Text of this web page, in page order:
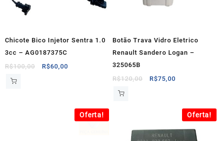
Chicote Bico Injetor Sentra 1.0
3cc – AG0187375C
R$100,00
O
R$60,00
R$60,00.
Botão Trava Vidro Eletrico
Renault Sandero Logan –
325065B
R$120,00
O
R$75,00
R$75,00.
Oferta! Oferta!